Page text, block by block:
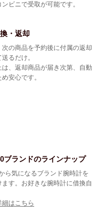
ビニで受取が可能です。
・返却
の商品を予約後に付属の返却
るだけ。
は、返却商品が届き次第、自動
安心です。
ブランドのラインナップ
ら気になるブランド腕時計を
す。お好きな腕時計に借換自
はこちら